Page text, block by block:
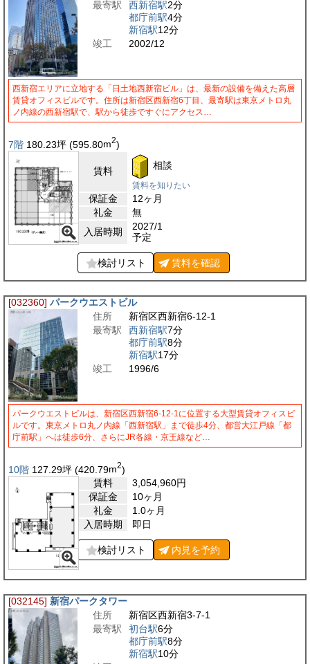
最寄駅
西新宿駅2分
都庁前駅4分
新宿駅12分
竣工
2002/12
西新宿エリアに立地する「日土地西新宿ビル」は、最新の設備を備えた高層
賃貸オフィスビルです。住所は新宿区西新宿6丁目、最寄駅は東京メトロ丸
ノ内線の西新宿駅で、駅から徒歩ですぐにアクセス…
7階 180.23坪 (595.80m2)
賃料 相談
賃料を知りたい
保証金
12ヶ月
礼金
無
入居時期
2027/1
予定
検討リスト 賃料を確認
[032360] パークウエストビル
住所
新宿区西新宿6-12-1
最寄駅
西新宿駅7分
都庁前駅8分
新宿駅17分
竣工
1996/6
パークウエストビルは、新宿区西新宿6-12-1に位置する大型賃貸オフィスビ
ルです。東京メトロ丸ノ内線「西新宿駅」まで徒歩4分、都営大江戸線「都
庁前駅」へは徒歩6分、さらにJR各線・京王線など…
10階 127.29坪 (420.79m2)
賃料
3,054,960円
保証金
10ヶ月
礼金
1.0ヶ月
入居時期
即日
検討リスト 内見を予約
[032145] 新宿パークタワー
住所
新宿区西新宿3-7-1
最寄駅
初台駅6分
都庁前駅8分
新宿駅10分